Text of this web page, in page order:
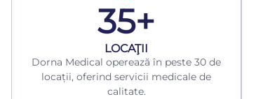
35+
LOCAŢII
Dorna Medical operează în peste 30 de
locații, oferind servicii medicale de
calitate.